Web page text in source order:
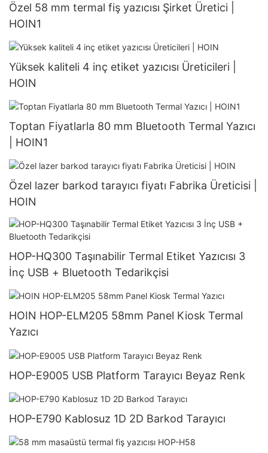
Özel 58 mm termal fiş yazıcısı Şirket Üretici |
HOIN1
Yüksek kaliteli 4 inç etiket yazıcısı Üreticileri |
HOIN
Toptan Fiyatlarla 80 mm Bluetooth Termal Yazıcı
| HOIN1
Özel lazer barkod tarayıcı fiyatı Fabrika Üreticisi |
HOIN
HOP-HQ300 Taşınabilir Termal Etiket Yazıcısı 3
İnç USB + Bluetooth Tedarikçisi
HOIN HOP-ELM205 58mm Panel Kiosk Termal
Yazıcı
HOP-E9005 USB Platform Tarayıcı Beyaz Renk
HOP-E790 Kablosuz 1D 2D Barkod Tarayıcı